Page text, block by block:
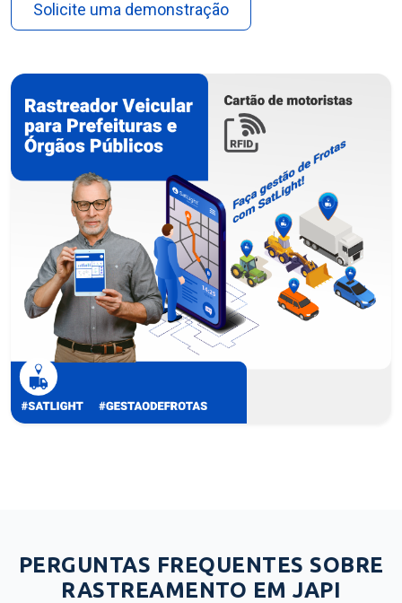
Solicite uma demonstração
PERGUNTAS FREQUENTES SOBRE
RASTREAMENTO EM JAPI